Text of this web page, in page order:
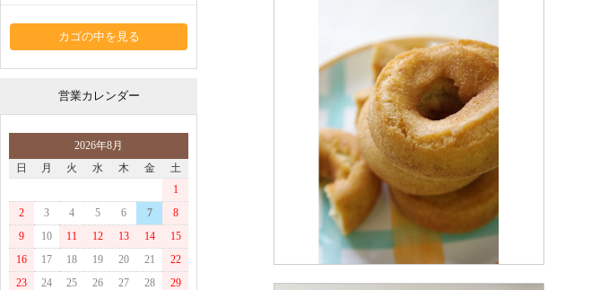
カゴの中を見る
営業カレンダー
2026年8月
日
月 火 水 木 金
土
1
2
3 4 5 6 7
8
9
10 11 12 13 14
15
16
17 18 19 20 21
22
23
24 25 26 27 28
29